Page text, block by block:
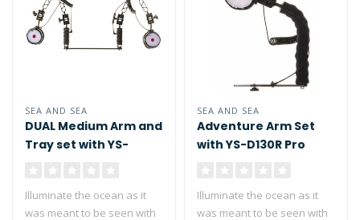
SEA AND SEA
DUAL Medium Arm and
Tray set with YS-
Illuminate the ocean as it
was meant to be seen with
SEA AND SEA
Adventure Arm Set
with YS-D130R Pro
Illuminate the ocean as it
was meant to be seen with